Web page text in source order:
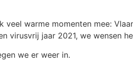
warme momenten mee:
virusvrij jaar 2021, we wensen
we er weer in.